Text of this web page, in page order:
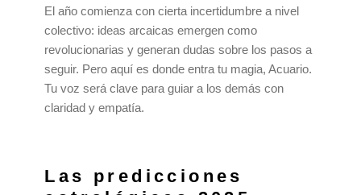
El año comienza con cierta incertidumbre a nivel
colectivo: ideas arcaicas emergen como
revolucionarias y generan dudas sobre los pasos a
seguir. Pero aquí es donde entra tu magia, Acuario.
Tu voz será clave para guiar a los demás con
claridad y empatía.
Las predicciones